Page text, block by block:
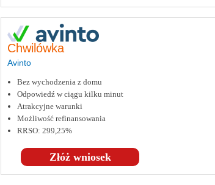
Chwilówka
Avinto
Złóż wniosek
Bez wychodzenia z domu
Odpowiedź w ciągu kilku minut
Atrakcyjne warunki
Możliwość refinansowania
RRSO: 299,25%